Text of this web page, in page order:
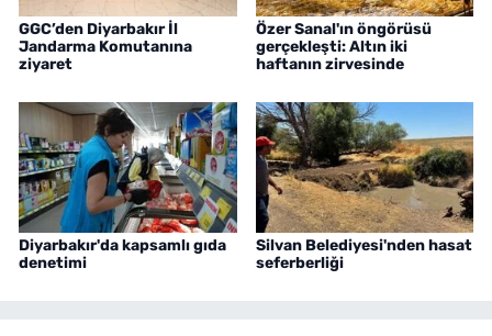
GGC’den Diyarbakır İl
Jandarma Komutanına
ziyaret
Özer Sanal'ın öngörüsü
gerçekleşti: Altın iki
haftanın zirvesinde
Diyarbakır'da kapsamlı gıda
denetimi
Silvan Belediyesi'nden hasat
seferberliği